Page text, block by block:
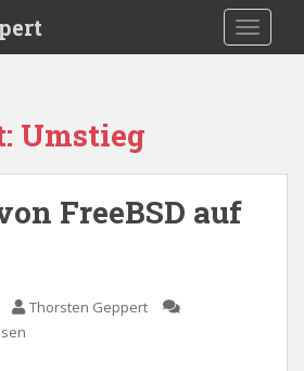
Umstieg
FreeBSD auf
Thorsten Geppert